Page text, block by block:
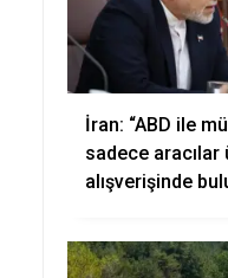
İran: “ABD ile
sadece
alışverişinde